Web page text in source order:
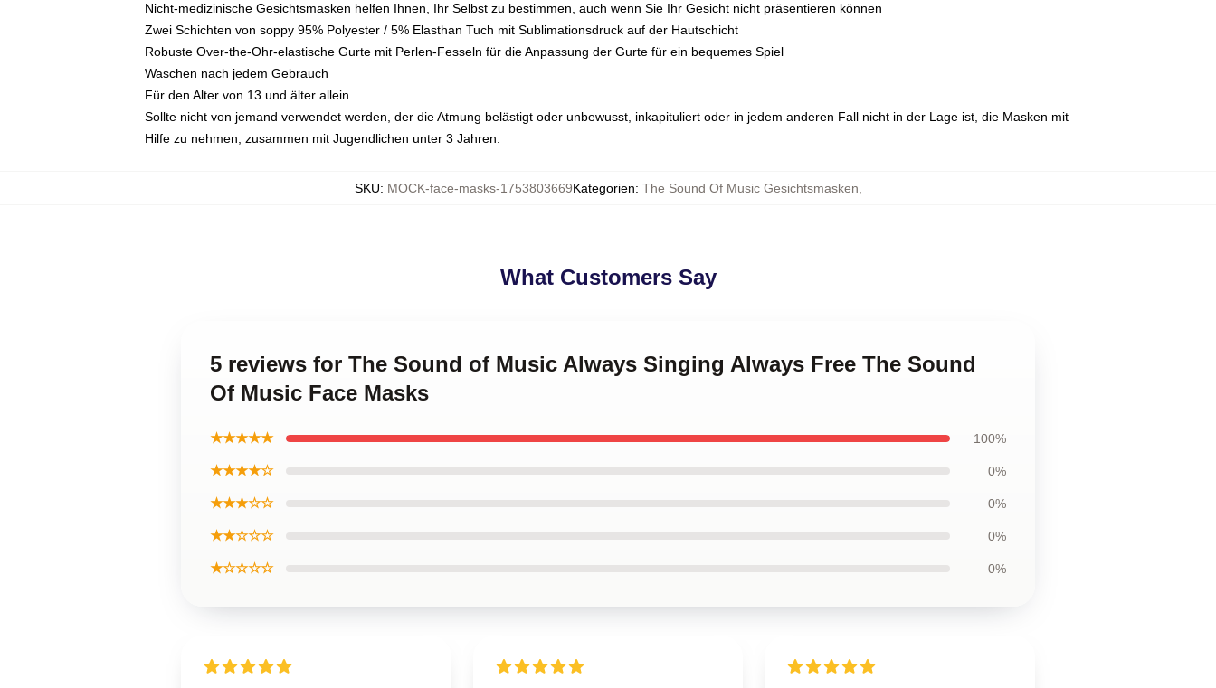
Nicht-medizinische Gesichtsmasken helfen Ihnen, Ihr Selbst zu bestimmen, auch wenn Sie Ihr Gesicht nicht präsentieren können
Zwei Schichten von soppy 95% Polyester / 5% Elasthan Tuch mit Sublimationsdruck auf der Hautschicht
Robuste Over-the-Ohr-elastische Gurte mit Perlen-Fesseln für die Anpassung der Gurte für ein bequemes Spiel
Waschen nach jedem Gebrauch
Für den Alter von 13 und älter allein
Sollte nicht von jemand verwendet werden, der die Atmung belästigt oder unbewusst, inkapituliert oder in jedem anderen Fall nicht in der Lage ist, die Masken mit
Hilfe zu nehmen, zusammen mit Jugendlichen unter 3 Jahren.
SKU: MOCK-face-masks-1753803669Kategorien: The Sound Of Music Gesichtsmasken
What Customers Say
5 reviews for The Sound of Music Always Singing Always Free The Sound
Of Music Face Masks
★★★★★ 100%
★★★★☆ 0%
★★★☆☆ 0%
★★☆☆☆ 0%
★☆☆☆☆ 0%